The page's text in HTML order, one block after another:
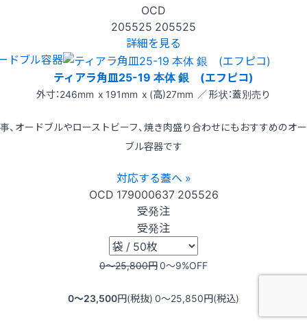
OCD
205525 205525
詳細を見る
ドブル容器
ティアラ角皿25-19 本体 銀 (エフピコ)
外寸：246mm x 191mm x (高)27mm ／ 形状：蓋別売り
、オードブルやローストビーフ、焼き肉盛り合わせにもおすすめのオ
ブル容器です
対応する蓋へ »
OCD 179000637 205526
受発注
受発注
0〜25,800円0〜9%OFF
0〜23,500円(税抜) 0〜25,850円(税込)